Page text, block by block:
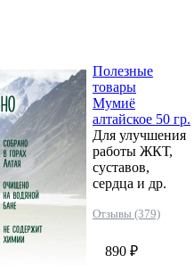
Полезные
товары
Мумиё
алтайское 50 гр.
Для улучшения
работы ЖКТ,
суставов,
сердца и др.
Отзывы (379)
890 ₽